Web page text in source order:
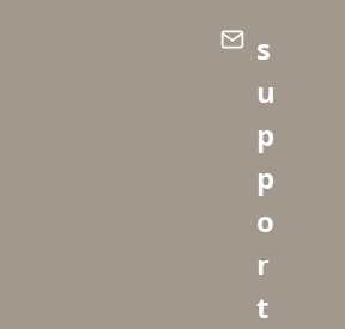
s
u
p
p
o
r
t